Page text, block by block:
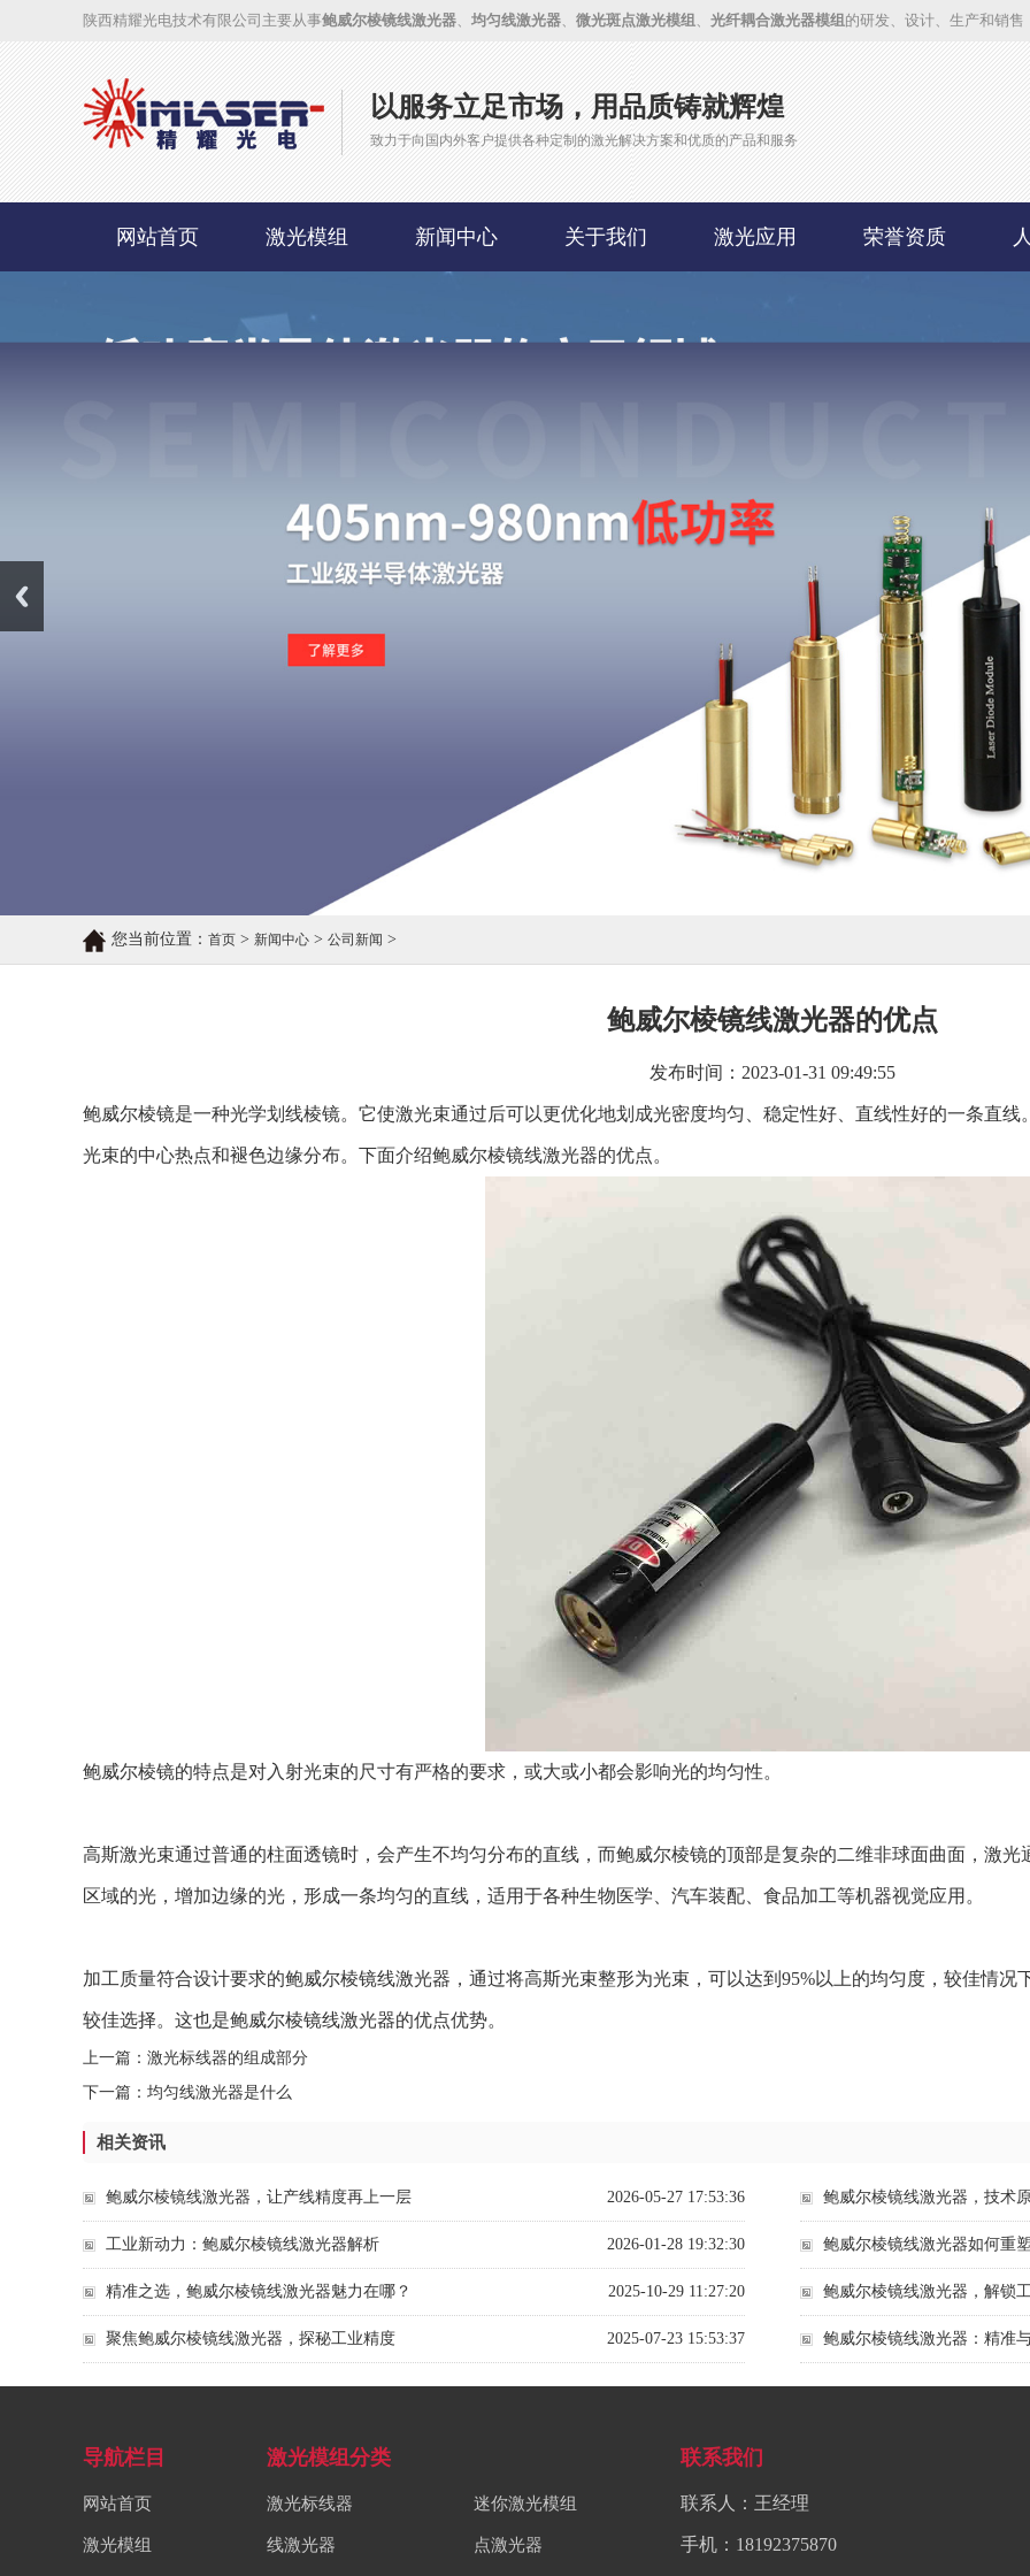
陕西精耀光电技术有限公司主要从事鲍威尔棱镜线激光器、 均匀线激光器、 微光斑点激光模组、 光纤耦合激光器模组的研发、设计、生产和销售
以服务立足市场，用品质铸就辉煌
致力于向国内外客户提供各种定制的激光解决方案和优质的产品和服务
网站首页 激光模组 新闻中心 关于我们 激光应用 荣誉资质
您当前位置： 首页 > 新闻中心 > 公司新闻 >
鲍威尔棱镜线激光器的优点
发布时间：2023-01-31 09:49:55
鲍威尔棱镜是一种光学划线棱镜。它使激光束通过后可以更优化地划成光密度均匀、稳定性好、直线性好的一条直
光束的中心热点和褪色边缘分布。下面介绍鲍威尔棱镜线激光器的优点。
鲍威尔棱镜的特点是对入射光束的尺寸有严格的要求，或大或小都会影响光的均匀性。
高斯激光束通过普通的柱面透镜时，会产生不均匀分布的直线，而鲍威尔棱镜的顶部是复杂的二维非球面曲面，激
区域的光，增加边缘的光，形成一条均匀的直线，适用于各种生物医学、汽车装配、食品加工等机器视觉应用。
加工质量符合设计要求的鲍威尔棱镜线激光器，通过将高斯光束整形为光束，可以达到95%以上的均匀度，较佳情
较佳选择。这也是鲍威尔棱镜线激光器的优点优势。
上一篇： 激光标线器的组成部分
下一篇： 均匀线激光器是什么
相关资讯
2026-05-27 17:53:36
鲍威尔棱镜线激光器，让产线精度再上一层 鲍威尔棱镜线激光器，技术
2026-01-28 19:32:30
工业新动力：鲍威尔棱镜线激光器解析 鲍威尔棱镜线激光器如何重
2025-10-29 11:27:20
精准之选，鲍威尔棱镜线激光器魅力在哪？ 鲍威尔棱镜线激光器，解锁
2025-07-23 15:53:37
聚焦鲍威尔棱镜线激光器，探秘工业精度 鲍威尔棱镜线激光器：精准
导航栏目
网站首页
激光模组
激光模组分类
激光标线器 迷你激光模组
线激光器 点激光器
联系我们
联系人：王经理
手机：18192375870